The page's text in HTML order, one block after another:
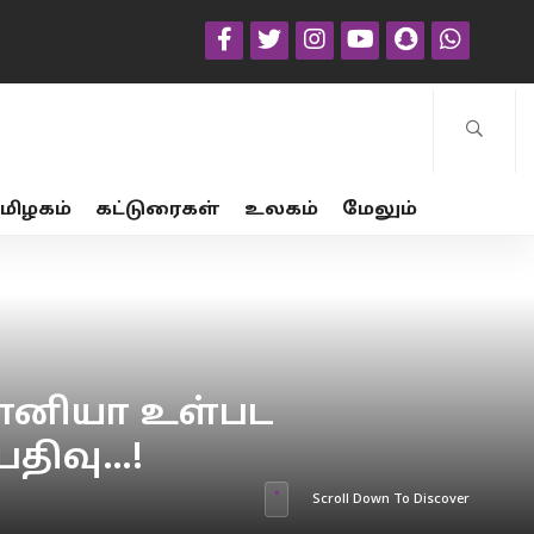
கட்டுரைகள் உலகம் மேலும்
உள்பட
Scroll Down To Discover